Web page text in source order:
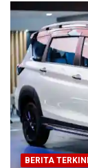
BERITA TERKINI